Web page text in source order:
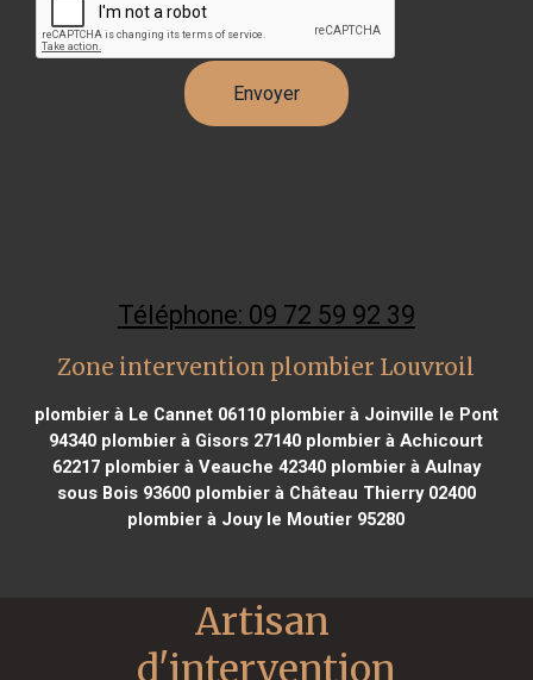
Téléphone: 09 72 59 92 39
Zone intervention plombier Louvroil
plombier à Le Cannet 06110plombier à Joinville le Pont
94340 plombier à Gisors 27140 plombier à Achicourt
62217plombier à Veauche 42340plombier à Aulnay
sous Bois 93600plombier à Château Thierry 02400
plombier à Jouy le Moutier 95280
Artisan
d'intervention